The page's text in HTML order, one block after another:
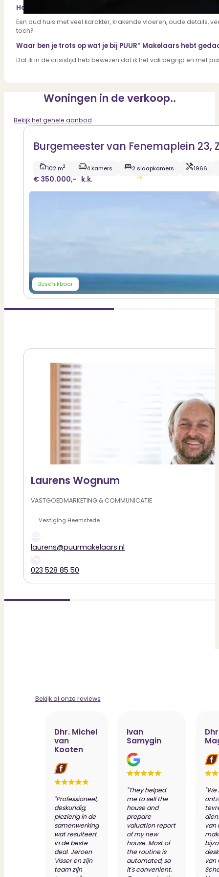
Hoe ziet jouw droomhuis er uit?
Een oud huis met veel karakter, krakende vloeren, oude details,
toch?
Waar ben je trots op wat je bij PUUR* Makelaars hebt
Dat ik in de crisistijd heb bewezen dat ik het vak begrijp en met
Woningen in de verkoop..
Bekijk het gehele aanbod
Burgemeester van Fenemaplein 23,
102 m2 4 kamers 2 slaapkamers 1966
€ 350.000,- k.k.
Beschikbaar
Laurens Wognum
VASTGOEDMARKETING & COMMUNICATIE
Heemstede
laurens@puurmakelaars.nl
023 528 85 50
Bekijk al onze reviews
Dhr. Michel
van
Kooten
"Professioneel,
deskundig,
plezierig in de
samenwerking
wat resulteert
in de beste
deal. Jeroen
Visser en zijn
team zijn
Ivan
Samygin
"They helped
me to sell the
house and
prepare
valuation report
of my new
house. Most of
the routine is
automated, so
it's convenient.
"We
van
van